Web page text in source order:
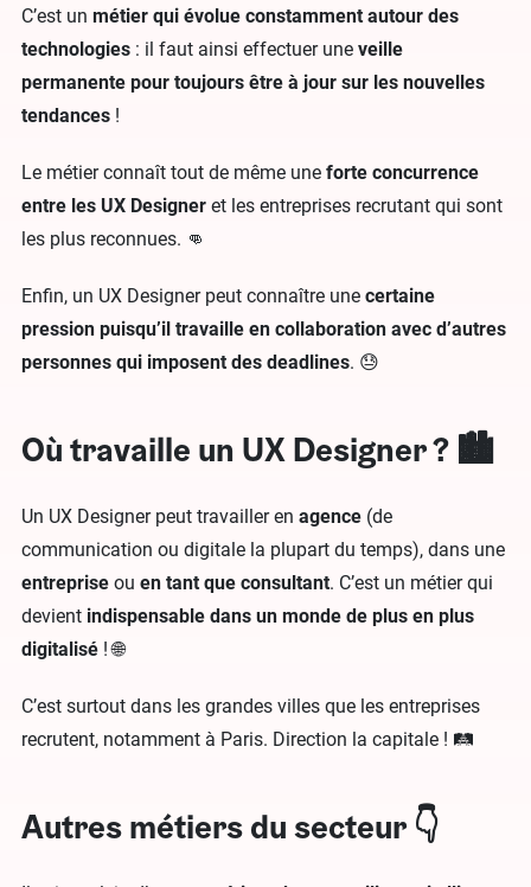
C’est un métier qui évolue constamment autour des
technologies : il faut ainsi effectuer une veille
permanente pour toujours être à jour sur les nouvelles
tendances !
Le métier connaît tout de même une forte concurrence
entre les UX Designer et les entreprises recrutant qui sont
les plus reconnues. 👊
Enfin, un UX Designer peut connaître une certaine
pression puisqu’il travaille en collaboration avec d’autres
personnes qui imposent des deadlines. 😓
Où travaille un UX Designer ? 🏙️
Un UX Designer peut travailler en agence (de
communication ou digitale la plupart du temps), dans une
entreprise ou en tant que consultant. C’est un métier qui
devient indispensable dans un monde de plus en plus
digitalisé ! 🌐
C’est surtout dans les grandes villes que les entreprises
recrutent, notamment à Paris. Direction la capitale ! 🛤️
Autres métiers du secteur 👇